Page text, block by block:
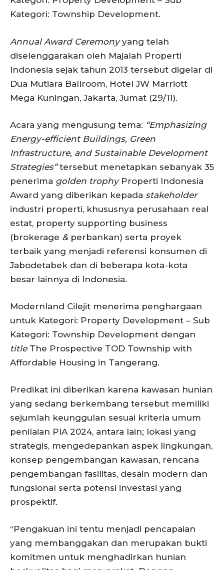
Kategori: Township Development.
Annual Award Ceremonyyang telah
diselenggarakan oleh Majalah Properti
Indonesia sejak tahun 2013 tersebut digelar di
Dua Mutiara Ballroom, Hotel JW Marriott
Mega Kuningan, Jakarta, Jumat (29/11).
Acara yang mengusung tema: “Emphasizing
Energy-efficient Buildings, Green
Infrastructure, and Sustainable Development
Strategies”tersebut menetapkan sebanyak 35
penerima golden trophyProperti Indonesia
Award yang diberikan kepada stakeholder
industri properti, khususnya perusahaan real
estat, property supporting business
(brokerage & perbankan) serta proyek
terbaik yang menjadi referensi konsumen di
Jabodetabek dan di beberapa kota-kota
besar lainnya di Indonesia.
Modernland Cilejit menerima penghargaan
untuk Kategori: Property Development – Sub
Kategori: Township Development dengan
titleThe Prospective TOD Township with
Affordable Housing in Tangerang.
Predikat ini diberikan karena kawasan hunian
yang sedang berkembang tersebut memiliki
sejumlah keunggulan sesuai kriteria umum
penilaian PIA 2024, antara lain; lokasi yang
strategis, mengedepankan aspek lingkungan,
konsep pengembangan kawasan, rencana
pengembangan fasilitas, desain modern dan
fungsional serta potensi investasi yang
prospektif.
“Pengakuan ini tentu menjadi pencapaian
yang membanggakan dan merupakan bukti
komitmen untuk menghadirkan hunian